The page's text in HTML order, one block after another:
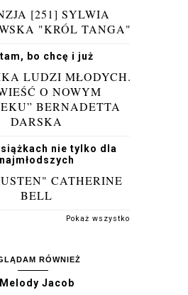
[251] SYLWIA
"KRÓL TANGA"
bo chcę i już
LUDZI MŁODYCH.
O NOWYM
BERNADETTA
DARSKA
nie tylko dla
najmłodszych
CATHERINE
BELL
Pokaż wszystko
RÓWNIEŻ
Melody Jacob